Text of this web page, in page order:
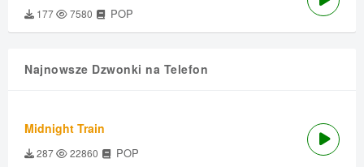
177 7580 POP
Najnowsze Dzwonki na Telefon
Midnight Train
287 22860 POP